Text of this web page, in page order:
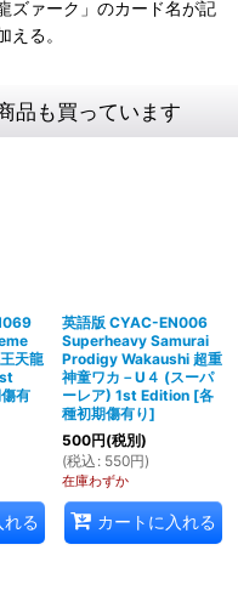
ズァーク」のカード名が記
る。
品も買っています
天龍
有
る
英語版 CYAC-EN006
Superheavy Samurai
Prodigy Wakaushi 超重
神童ワカ－U４ (スーパ
ーレア) 1st Edition [各
種初期傷有り]
500円(税別)
(税込 : 550円)
在庫わずか
カートに入れる